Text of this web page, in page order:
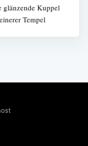
glänzende Kuppel
Tempel